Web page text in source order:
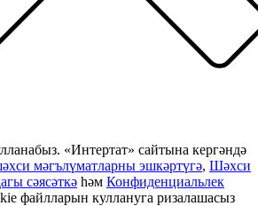
«Интертат» сайтына кергәндә
мәгълүматларны эшкәртүгә, Шәхси
сәясәткә һәм Конфиденциальлек
файлларын куллануга ризалашасыз